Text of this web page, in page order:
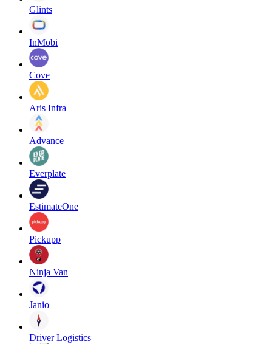
Glints
InMobi
Cove
Aris Infra
Advance
Everplate
EstimateOne
Pickupp
Ninja Van
Janio
Driver Logistics